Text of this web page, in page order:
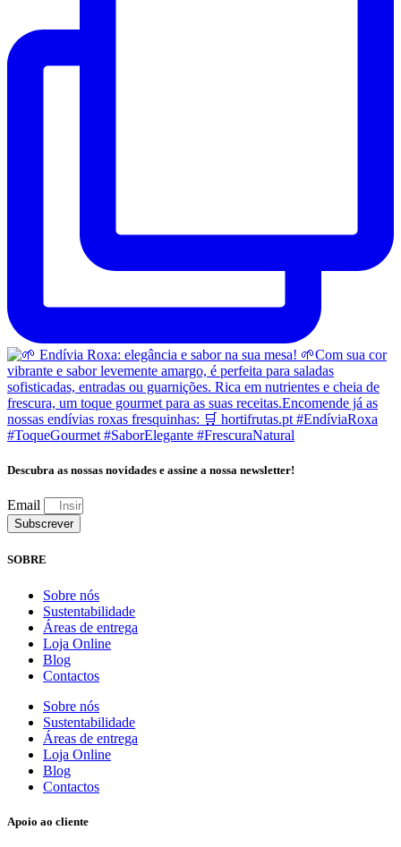
Descubra as nossas novidades e assine a nossa newsletter!
Email
Subscrever
SOBRE
Sobre nós
Sustentabilidade
Áreas de entrega
Loja Online
Blog
Contactos
Sobre nós
Sustentabilidade
Áreas de entrega
Loja Online
Blog
Contactos
Apoio ao cliente